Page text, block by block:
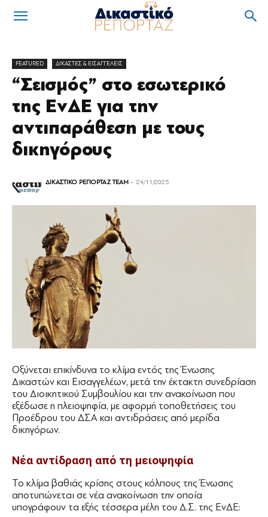
FEATURED ΔΙΚΑΣΤΕΣ & ΕΙΣΑΓΓΕΛΕΙΣ
“Σεισμός” στο εσωτερικό
της ΕνΔΕ για την
αντιπαράθεση με τους
δικηγόρους
ΔΙΚΑΣΤΙΚΟ ΡΕΠΟΡΤΑΖ TEAM - 24/11/2025
Οξύνεται επικίνδυνα το κλίμα εντός της Ένωσης
Δικαστών και Εισαγγελέων, μετά την έκτακτη συνεδρίαση
του Διοικητικού Συμβουλίου και την ανακοίνωση που
εξέδωσε η πλειοψηφία, με αφορμή τοποθετήσεις του
Προέδρου του ΔΣΑ και αντιδράσεις από μερίδα
δικηγόρων.
Νέα αντίδραση από τη μειοψηφία
Το κλίμα βαθιάς κρίσης στους κόλπους της Ένωσης
αποτυπώνεται σε νέα ανακοίνωση την οποία
υπογράφουν τα εξής τέσσερα μέλη του Δ.Σ. της ΕνΔΕ: